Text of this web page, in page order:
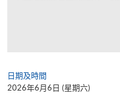
日期及時間
2026年6月6日 (星期六)